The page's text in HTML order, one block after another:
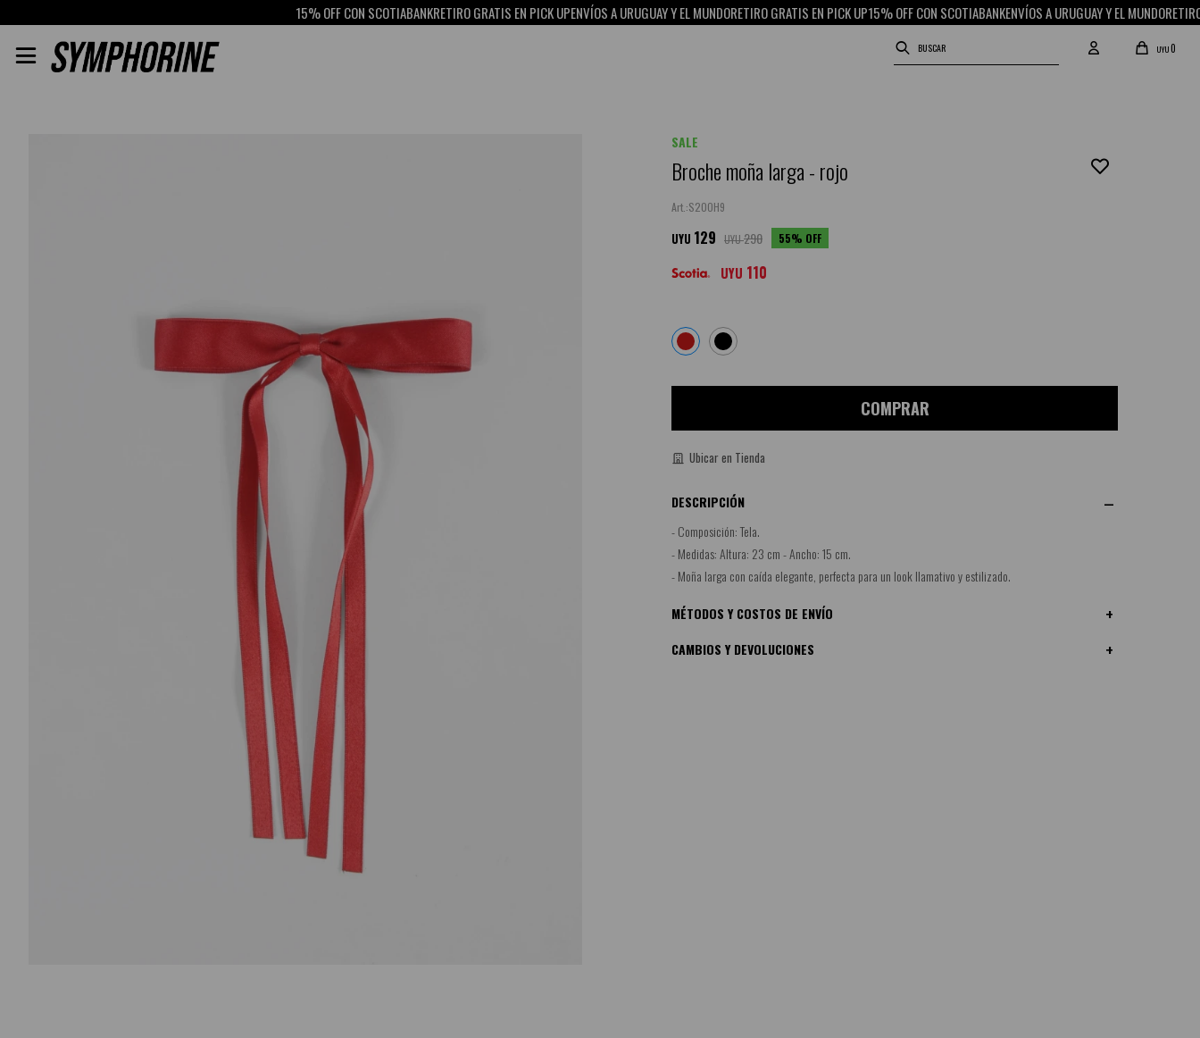
15% OFF CON SCOTIABANKRETIRO GRATIS EN PICK UPENVÍOS A URUGUAY Y EL MUNDORETIRO GRATIS EN PICK UP15% OFF CON SCOTIABANKENVÍOS A URUGUAY Y EL MUNDORETIRO
UYU0

SALE
Broche moña larga - rojo
S20OH9
UYU 129 UYU290 55
UYU 110
COMPRAR
Ubicar en Tienda
DESCRIPCIÓN
- Composición: Tela.
- Medidas: Altura: 23 cm - Ancho: 15 cm.
- Moña larga con caída elegante, perfecta para un look llamativo y estilizado.
MÉTODOS Y COSTOS DE ENVÍO
CAMBIOS Y DEVOLUCIONES